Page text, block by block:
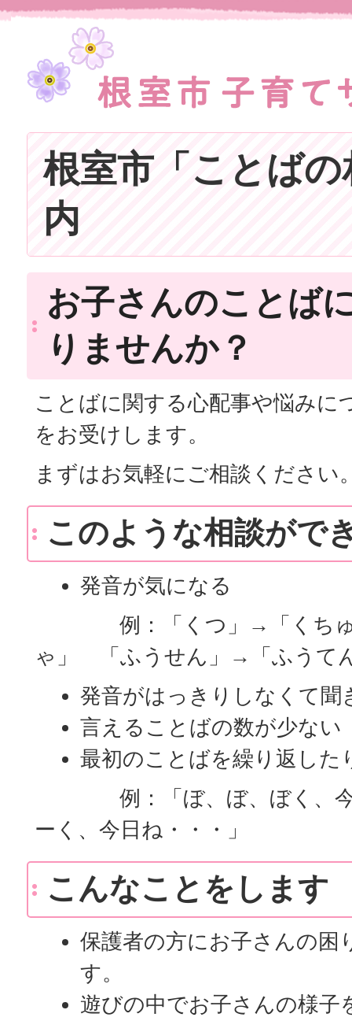
根室市「ことば
内
お子さんのことば
りませんか？
ことばに関する心配事や悩みに
をお受けします。
まずはお気軽にご相談ください
このような相談がで
発音が気になる
例：「くつ」→「くちゅ
ゃ」 「ふうせん」→「ふうて
発音がはっきりしなくて聞
言えることばの数が少ない
最初のことばを繰り返した
例：「ぼ、ぼ、ぼく、今
ーく、今日ね・・・」
こんなことをします
保護者の方にお子さんの困
す。
遊びの中でお子さんの様子